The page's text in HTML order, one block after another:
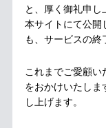
と、厚く御礼申し
本サイトにて公開
も、サービスの終
これまでご愛顧い
をおかけいたしま
し上げます。